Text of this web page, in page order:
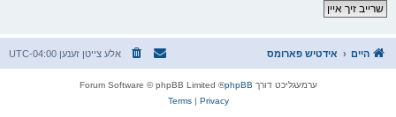
שרייב זיך איין
היים אידטיש פארומס אלע צייטן זענען UTC-04:00
ערמעגליכט דורך phpBB
® Forum Software © phpBB Limited
Privacy
|
Terms